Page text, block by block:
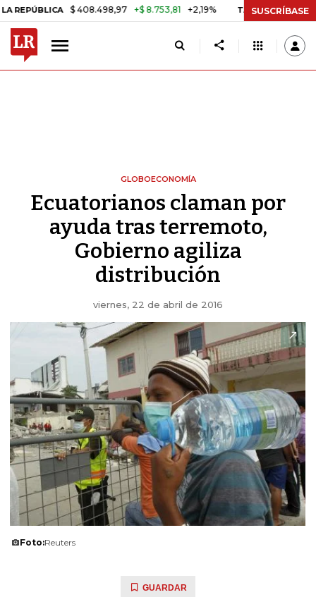
$ 408.498,97 +$ 8.753,81 +2,19% TASA DE USURA CRÉDITO
SUSCRÍBASE
GLOBOECONOMÍA
Ecuatorianos claman por
ayuda tras terremoto,
Gobierno agiliza
distribución
viernes, 22 de abril de 2016
Foto:Reuters
GUARDAR